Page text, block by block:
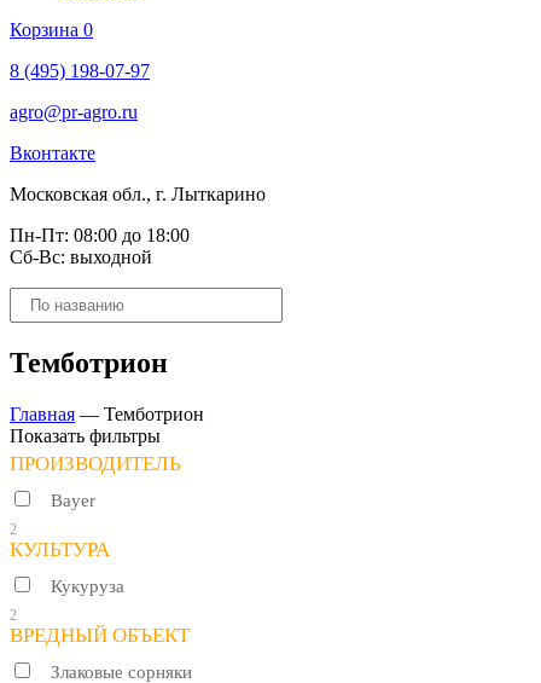
Корзина 0
8 (495) 198-07-97
agro@pr-agro.ru
Вконтакте
Московская обл., г. Лыткарино
Пн-Пт: 08:00 до 18:00
Сб-Вс: выходной
Поиск
товаров
Темботрион
Главная — Темботрион
Показать фильтры
ПРОИЗВОДИТЕЛЬ
Bayer
2
КУЛЬТУРА
Кукуруза
2
ВРЕДНЫЙ ОБЪЕКТ
Злаковые сорняки